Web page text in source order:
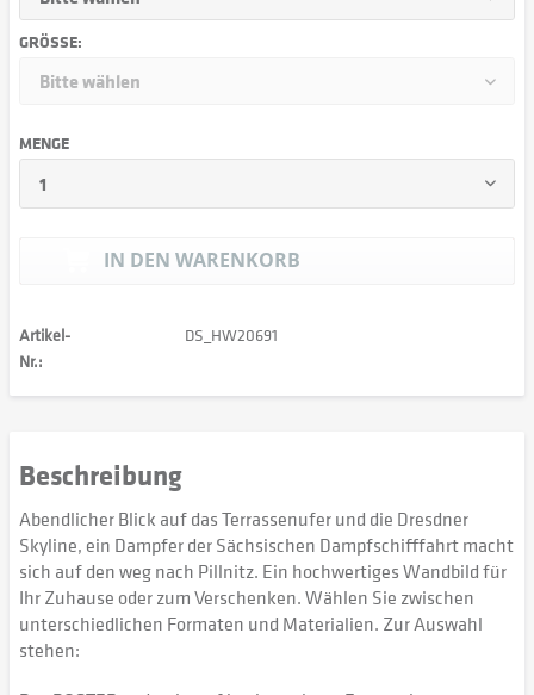
GRÖSSE:
MENGE
IN DEN WARENKORB
Artikel-
Nr.:
DS_HW20691
Beschreibung
Abendlicher Blick auf das Terrassenufer und die Dresdner
Skyline, ein Dampfer der Sächsischen Dampfschifffahrt macht
sich auf den weg nach Pillnitz. Ein hochwertiges Wandbild für
Ihr Zuhause oder zum Verschenken. Wählen Sie zwischen
unterschiedlichen Formaten und Materialien. Zur Auswahl
stehen: